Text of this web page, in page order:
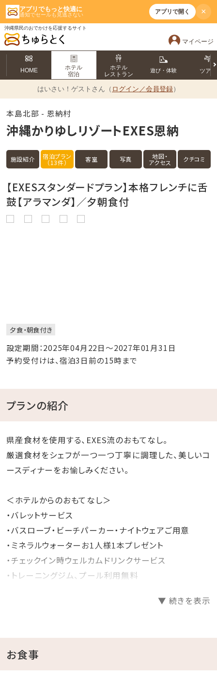
アプリでもっと快適に
通知でセールも見逃さない アプリで開く ×
沖縄県民のおでかけを応援するサイト
マイページ
HOME
ホテル
宿泊
ホテル
レストラン
遊び・体験 ツアー
はいさい！ ゲストさん（ ログイン／会員登録）
本島北部 - 恩納村
沖縄かりゆしリゾートEXES恩納
施設紹介 宿泊プラン
（13件） 客室 写真 地図・
アクセス クチコミ
【EXESスタンダードプラン】本格フレンチに舌
鼓【アラマンダ】／夕朝食付
夕食・朝食付き
設定期間：2025年04月22日～2027年01月31日
予約受付けは、宿泊3日前の15時まで
プランの紹介
県産食材を使用する、EXES流のおもてなし。
厳選食材をシェフが一つ一つ丁寧に調理した、美しいコ
ースディナーをお愉しみください。
＜ホテルからのおもてなし＞
・バレットサービス
・バスローブ・ビーチパーカー・ナイトウェアご用意
・ミネラルウォーターお1人様1本プレゼント
・チェックイン時ウェルカムドリンクサービス
・トレーニングジム、プール利用無料
付 21：30）
・インドアプールご利用無料 ⇒ 8：00～22：00
▼ 続きを表示
お食事